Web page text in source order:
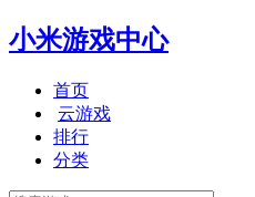
小米游戏中心
首页
云游戏
排行
分类